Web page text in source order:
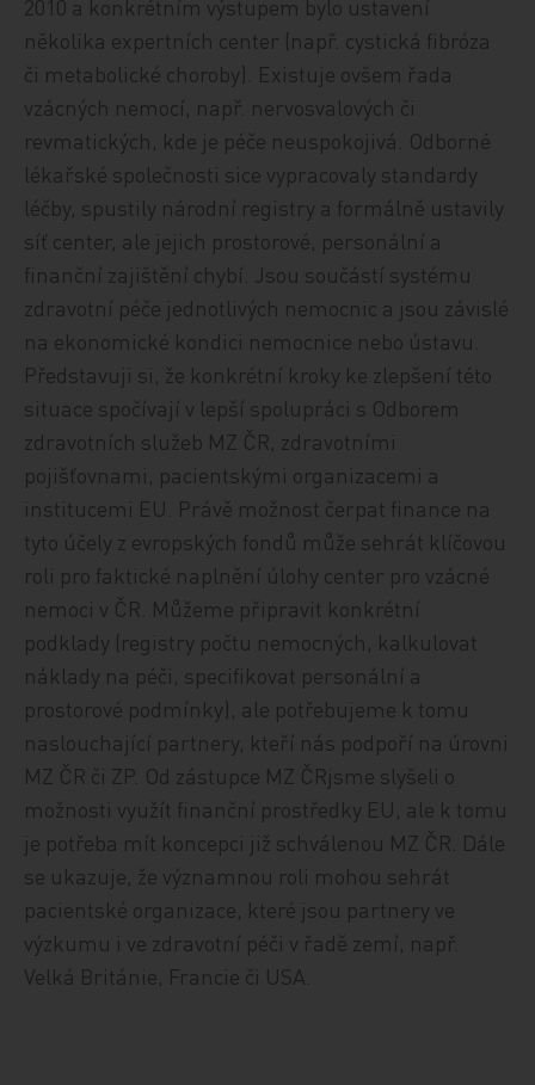
2010 a konkrétním výstupem bylo ustavení
několika expertních center (např. cystická fibróza
či metabolické choroby). Existuje ovšem řada
vzácných nemocí, např. nervosvalových či
revmatických, kde je péče neuspokojivá. Odborné
lékařské společnosti sice vypracovaly standardy
léčby, spustily národní registry a formálně ustavily
síť center, ale jejich prostorové, personální a
finanční zajištění chybí. Jsou součástí systému
zdravotní péče jednotlivých nemocnic a jsou závislé
na ekonomické kondici nemocnice nebo ústavu.
Představuji si, že konkrétní kroky ke zlepšení této
situace spočívají v lepší spolupráci s Odborem
zdravotních služeb MZ ČR, zdravotními
pojišťovnami, pacientskými organizacemi a
institucemi EU. Právě možnost čerpat finance na
tyto účely z evropských fondů může sehrát klíčovou
roli pro faktické naplnění úlohy center pro vzácné
nemoci v ČR. Můžeme připravit konkrétní
podklady (registry počtu nemocných, kalkulovat
náklady na péči, specifikovat personální a
prostorové podmínky), ale potřebujeme k tomu
naslouchající partnery, kteří nás podpoří na úrovni
MZ ČR či ZP. Od zástupce MZ ČRjsme slyšeli o
možnosti využít finanční prostředky EU, ale k tomu
je potřeba mít koncepci již schválenou MZ ČR. Dále
se ukazuje, že významnou roli mohou sehrát
pacientské organizace, které jsou partnery ve
výzkumu i ve zdravotní péči v řadě zemí, např.
Velká Británie, Francie či USA.